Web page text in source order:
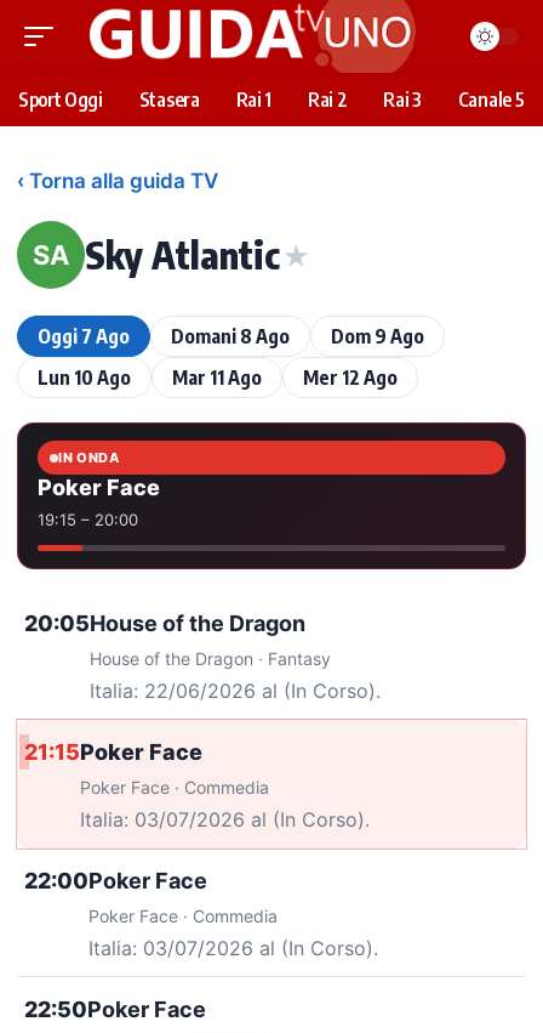
Sport Oggi Stasera Rai 1 Rai 2 Rai 3 Canale 5
‹ Torna alla guida TV
SA Sky Atlantic★
Oggi 7 Ago Domani 8 Ago
Dom 9 Ago
Lun 10 Ago
Mar 11 Ago Mer 12 Ago
IN ONDA
Poker Face
19:15 – 20:00
20:05House of the Dragon
House of the Dragon · Fantasy
Italia: 22/06/2026 al (In Corso).
21:15Poker Face
Poker Face · Commedia
Italia: 03/07/2026 al (In Corso).
22:00Poker Face
Poker Face · Commedia
Italia: 03/07/2026 al (In Corso).
22:50Poker Face